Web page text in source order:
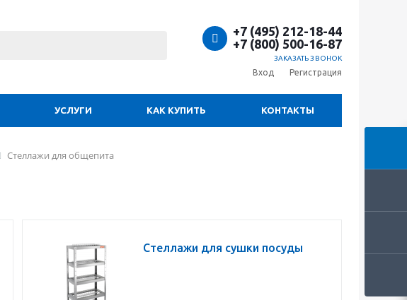
+7 (495) 212-18-44
+7 (800) 500-16-87
ЗАКАЗАТЬ ЗВОНОК
Вход Регистрация
УСЛУГИ КАК КУПИТЬ КОНТАКТЫ
Стеллажи для общепита
Стеллажи для сушки посуды